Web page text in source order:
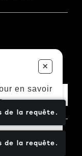
2026
+
en savoir
de la requête.
de la requête.